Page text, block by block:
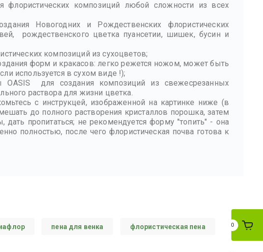
0
флористических композиций любой сложности из всех
Новогодних и Рождественских флористических
рождественского цветка пуансетии, шишек, бусин и
композиций из сухоцветов;
форм и кракасов: легко режется ножом, может быть
используется в сухом виде !);
OASIS для создания композиций из свежесрезанных
раствора для жизни цветка.
с инструкцей, изображенной на картинке ниже (в
до полного растворения кристаллов порошка, затем
пропитаться; не рекомендуется форму "топить" - она
полностью, после чего флористическая почва готова к
пена для венка флористическая пена